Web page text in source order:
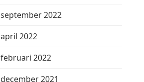
september 2022
april 2022
februari 2022
december 2021